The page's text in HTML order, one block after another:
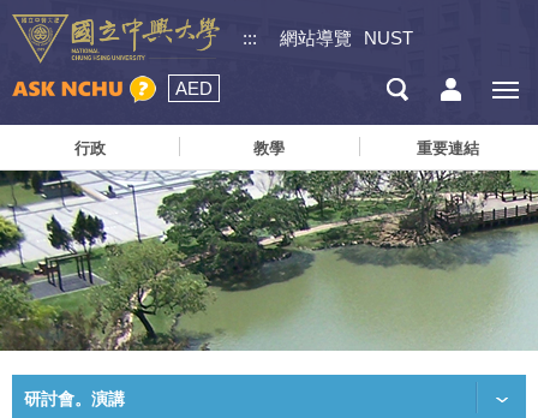
::: 網站導覽 NUST
AED
行政 教學 重要連結
研討會。演講